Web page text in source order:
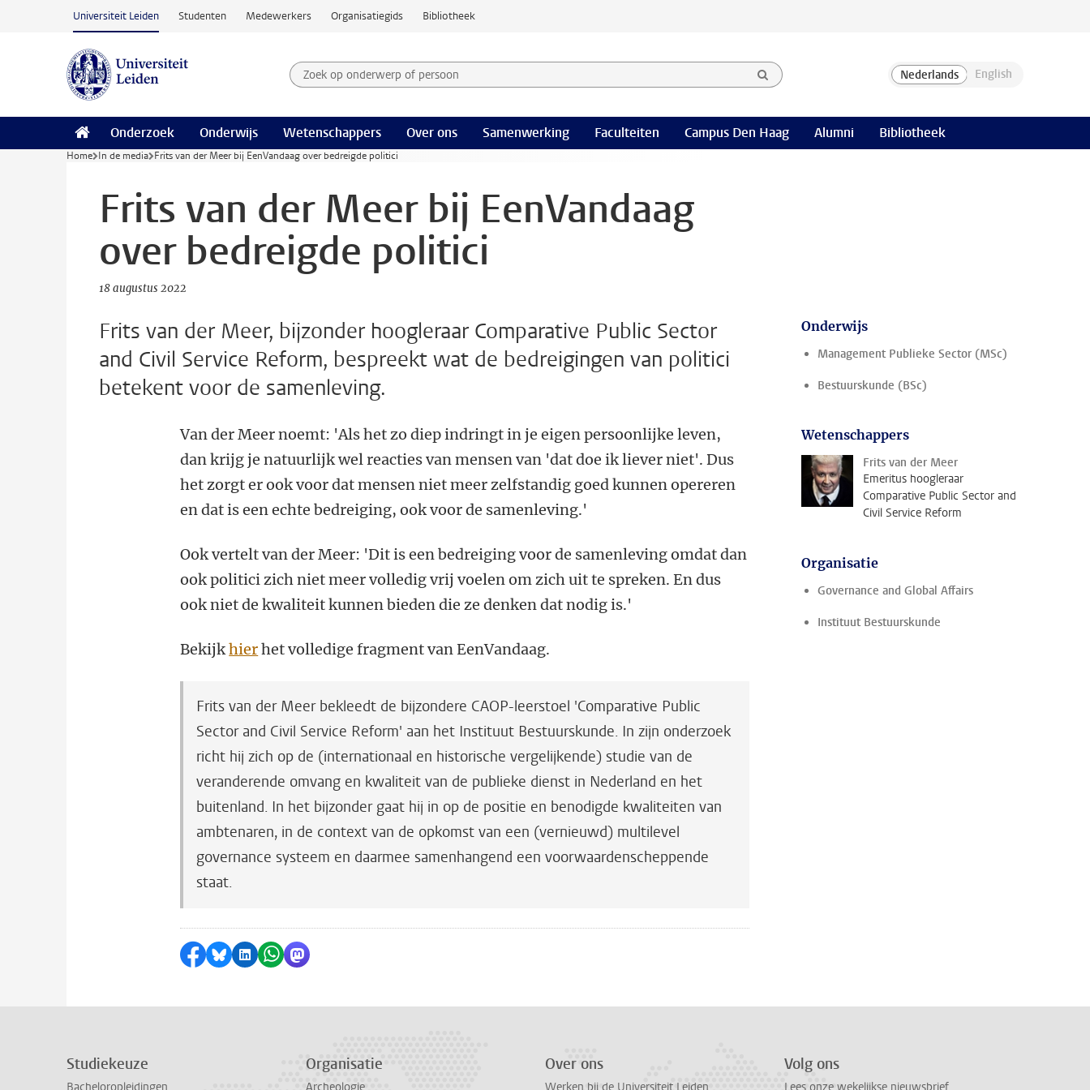
Ga naar hoofdinhoud
Universiteit Leiden Studenten Medewerkers Organisatiegids Bibliotheek
Zoek op onderwerp of persoon en selecteer categorie
Zoekterm
Onderzoek Onderwijs Wetenschappers Over ons Samenwerking Faculteiten Campus Den Haag Alumni Bibliotheek
Home In de media Frits van der Meer bij EenVandaag over bedreigde politici
Frits van der Meer bij EenVandaag
over bedreigde politici
18 augustus 2022
Frits van der Meer, bijzonder hoogleraar Comparative Public Sector
and Civil Service Reform, bespreekt wat de bedreigingen van politici
betekent voor de samenleving.
Van der Meer noemt: 'Als het zo diep indringt in je eigen persoonlijke leven,
dan krijg je natuurlijk wel reacties van mensen van 'dat doe ik liever niet'. Dus
het zorgt er ook voor dat mensen niet meer zelfstandig goed kunnen opereren
en dat is een echte bedreiging, ook voor de samenleving.'
Ook vertelt van der Meer: 'Dit is een bedreiging voor de samenleving omdat dan
ook politici zich niet meer volledig vrij voelen om zich uit te spreken. En dus
ook niet de kwaliteit kunnen bieden die ze denken dat nodig is.'
Bekijkhierhet volledige fragment van EenVandaag.
Frits van der Meer bekleedt de bijzondere CAOP-leerstoel 'Comparative Public
Sector and Civil Service Reform' aan het Instituut Bestuurskunde. In zijn onderzoek
richt hij zich op de (internationaal en historische vergelijkende) studie van de
veranderende omvang en kwaliteit van de publieke dienst in Nederland en het
buitenland. In het bijzonder gaat hij in op de positie en benodigde kwaliteiten van
ambtenaren, in de context van de opkomst van een (vernieuwd) multilevel
governance systeem en daarmee samenhangend een voorwaardenscheppende
staat.
Delen op Facebook
Delen via Bluesky
Delen op LinkedIn
Delen via WhatsApp
Delen via Mastodon
Onderwijs
Management Publieke Sector (MSc)
Bestuurskunde (BSc)
Wetenschappers
Frits van der Meer
Emeritus hoogleraar
Comparative Public Sector and
Civil Service Reform
Organisatie
Governance and Global Affairs
Instituut Bestuurskunde
Studiekeuze Organisatie Over ons Volg ons